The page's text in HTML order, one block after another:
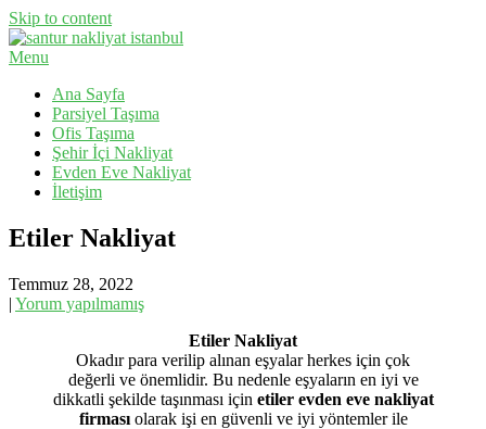
Skip to content
Santur Nakliyat
Menu
Ana Sayfa
Parsiyel Taşıma
Ofis Taşıma
Şehir İçi Nakliyat
Evden Eve Nakliyat
İletişim
Etiler Nakliyat
Temmuz 28, 2022
| Yorum yapılmamış
Etiler Nakliyat
Okadır para verilip alınan eşyalar herkes için çok
değerli ve önemlidir. Bu nedenle eşyaların en iyi ve
dikkatli şekilde taşınması için etiler evden eve nakliyat
firmasıolarak işi en güvenli ve iyi yöntemler ile